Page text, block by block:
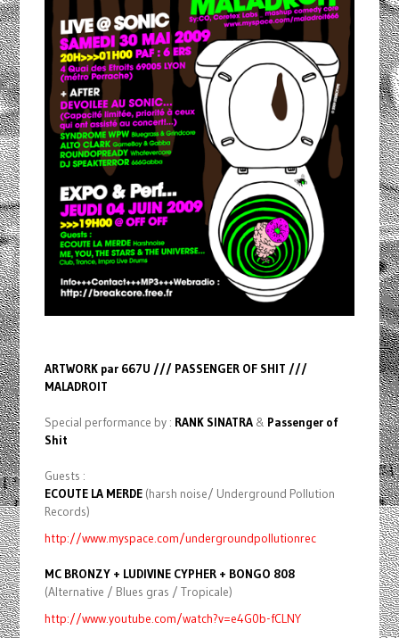
ARTWORK par 667U /// PASSENGER OF SHIT ///
MALADROIT
Special performance by : RANK SINATRA& Passenger of
Shit
Guests :
ECOUTE LA MERDE(harsh noise/ Underground Pollution
Records)
http://www.myspace.com/undergroundpollutionrec
MC BRONZY + LUDIVINE CYPHER + BONGO 808
(Alternative / Blues gras / Tropicale)
http://www.youtube.com/watch?v=e4G0b-fCLNY